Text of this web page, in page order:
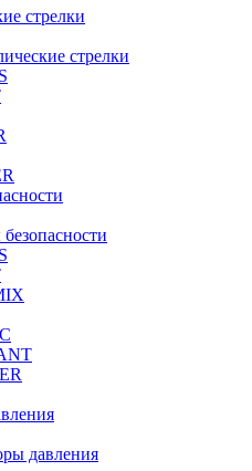
стрелки
стрелки
давления